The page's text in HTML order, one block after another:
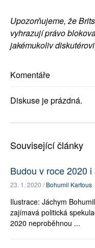
Upozorňujeme, že
vyhrazují právo
jakémukoliv
Komentáře
Diskuse je prázdná.
Související články
Budou v roce 2020
23. 1. 2020 /Bohumil Kartous
Ilustrace: Jáchym
zajímavá politická
2020 neproběhnou ...